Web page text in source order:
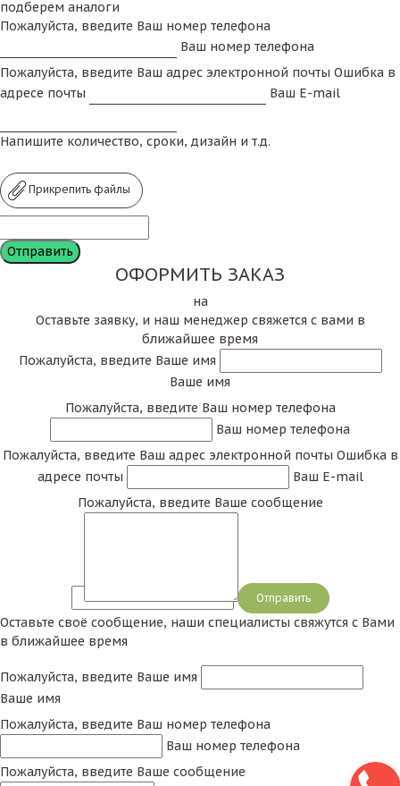
подберем аналоги
Пожалуйста, введите Ваш номер телефона
Ваш номер телефона
Пожалуйста, введите Ваш адрес электронной почты Ошибка в
адресе почты
Ваш E-mail
Напишите количество, сроки, дизайн и т.д.
Прикрепить файлы
ОФОРМИТЬ ЗАКАЗ
на
Оставьте заявку, и наш менеджер свяжется с вами в
ближайшее время
Пожалуйста, введите Ваше имя
Ваше имя
Пожалуйста, введите Ваш номер телефона
Ваш номер телефона
Пожалуйста, введите Ваш адрес электронной почты Ошибка в
адресе почты
Ваш E-mail
Пожалуйста, введите Ваше сообщение
Сообщение
Оставьте своё сообщение, наши специалисты свяжутся с Вами
в ближайшее время
Пожалуйста, введите Ваше имя
Ваше имя
Пожалуйста, введите Ваш номер телефона
Ваш номер телефона
Пожалуйста, введите Ваше сообщение